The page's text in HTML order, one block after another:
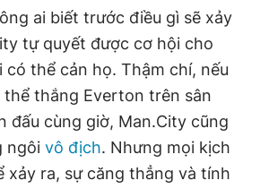
ai biết trước điều gì sẽ xảy
tự quyết được cơ hội cho
có thể cản họ. Thậm chí, nếu
thể thắng Everton trên sân
đấu cùng giờ, Man.City cũng
ngôi vô địch. Nhưng mọi kịch
xảy ra, sự căng thẳng và tính